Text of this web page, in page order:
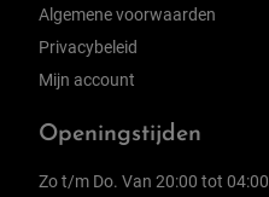
Algemene voorwaarden
Privacybeleid
Mijn account
Openingstijden
Zo t/m Do. Van 20:00 tot 04:00